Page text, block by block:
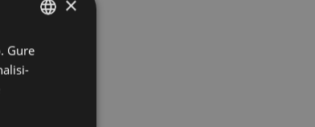
BASQUE
SPANISH
Gure